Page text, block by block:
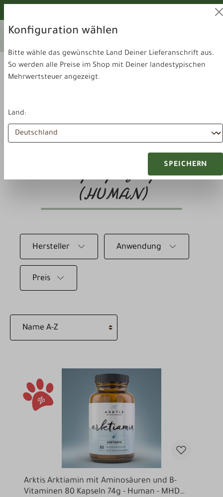
Ihr aktuelles Lieferland:
Nahrungsergänzungsmittel
(HUMAN)
Hersteller Anwendung
Preis
Arktis Arktiamin mit Aminosäuren und B-
Vitaminen 80 Kapseln 74g - Human - MHD
Konfiguration wählen
Bitte wähle das gewünschte Land Deiner Lieferanschrift aus.
So werden alle Preise im Shop mit Deiner landestypischen
Mehrwertsteuer angezeigt.
Land:
SPEICHERN